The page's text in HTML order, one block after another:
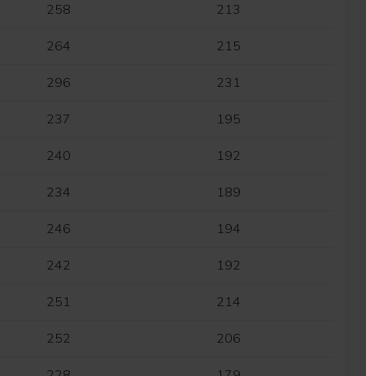
258 213
264 215
296 231
237 195
240 192
234 189
246 194
242 192
251 214
252 206